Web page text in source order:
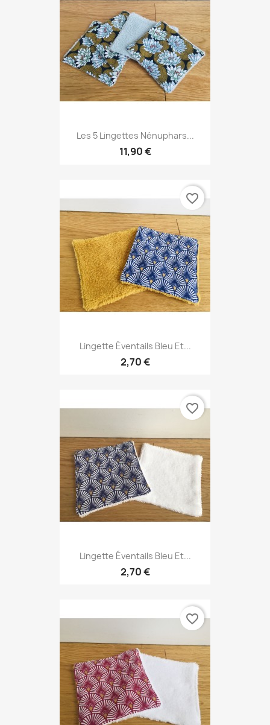
Les 5 Lingettes Nénuphars...
11,90 €
Lingette Éventails Bleu Et...
2,70 €
favorite_border
Lingette Éventails Bleu Et...
2,70 €
favorite_border
favorite_border